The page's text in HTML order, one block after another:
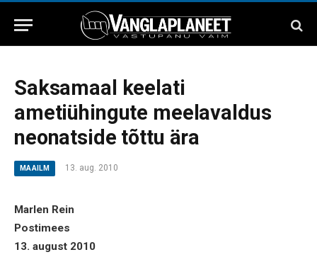
Saksamaal keelati
ametiühingute meelavaldus
neonatside tõttu ära
MAAILM 13. aug. 2010
Marlen Rein
Postimees
13. august 2010